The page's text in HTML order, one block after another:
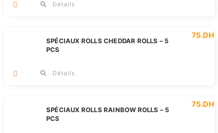
Détails
SPÉCIAUX ROLLS CHEDDAR ROLLS – 5
PCS
75.DH
Détails
SPÉCIAUX ROLLS RAINBOW ROLLS – 5
PCS
75.DH